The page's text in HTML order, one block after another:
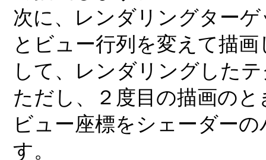
次に、レンダリングター
とビュー行列を変えて描
して、レンダリングした
ただし、２度目の描画の
ビュー座標をシェーダー
す。